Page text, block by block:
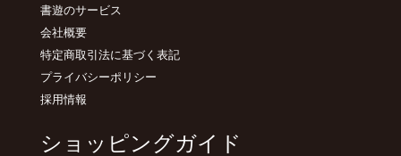
書遊のサービス
会社概要
特定商取引法に基づく表記
プライバシーポリシー
採用情報
ショッピングガイド